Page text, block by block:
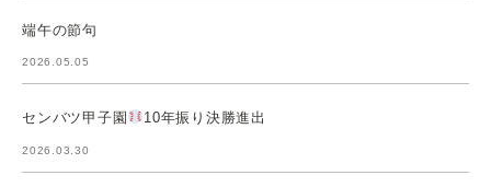
端午の節句
2026.05.05
センバツ甲子園 10年振り決勝進出
2026.03.30